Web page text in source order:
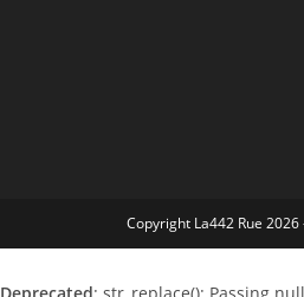
Copyright La442 Rue